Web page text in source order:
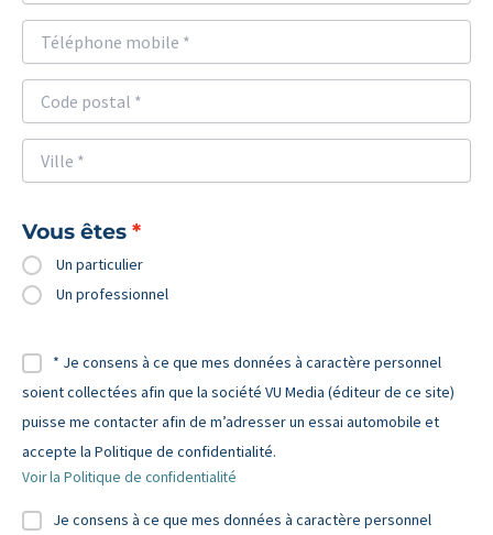
Vous êtes
Un particulier
Un professionnel
* Je consens à ce que mes données à caractère personnel
soient collectées afin que la société VU Media (éditeur de ce site)
puisse me contacter afin de m’adresser un essai automobile et
accepte la Politique de confidentialité.
Voir la Politique de confidentialité
Je consens à ce que mes données à caractère personnel